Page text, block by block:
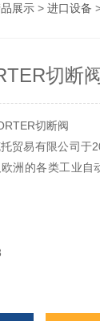
展示 > 进口设备
切断
切断阀
贸易有限公司于
洲的各类工业自